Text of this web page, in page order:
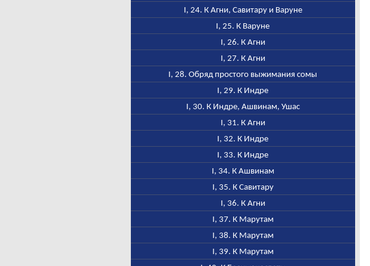
I, 24. К Агни, Савитару и Варуне
I, 25. К Варуне
I, 26. К Агни
I, 27. К Агни
I, 28. Обряд простого выжимания сомы
I, 29. К Индре
I, 30. К Индре, Ашвинам, Ушас
I, 31. К Агни
I, 32. К Индре
I, 33. К Индре
I, 34. К Ашвинам
I, 35. К Савитару
I, 36. К Агни
I, 37. К Марутам
I, 38. К Марутам
I, 39. К Марутам